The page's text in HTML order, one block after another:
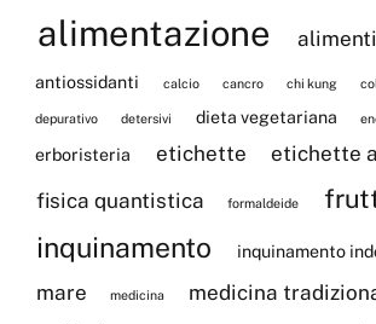
alimentazione alimenti
antiossidanti calcio cancro chi kung
depurativo detersivi dieta vegetariana
erboristeria etichette
etichette
fisica quantistica
formaldeide
inquinamento inquinamento
mare medicina medicina